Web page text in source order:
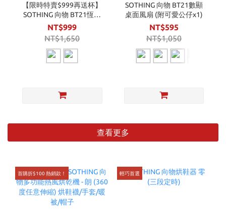
【限時特賣$999再送杯】
SOTHING 向物 BT21恆溫
暖杯墊 - 疊疊樂 (送BT21玻
璃馬克杯套組)
NT$999
NT$1,650
SOTHING 向物 BT21數顯
桌面風扇 (附可愛公仔x1)
NT$595
NT$1,050
查看更多
首購折$100 熱銷款！ 輕巧首選